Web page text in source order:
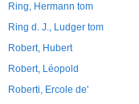
Ring, Hermann tom
Ring d. J., Ludger tom
Robert, Hubert
Robert, Léopold
Roberti, Ercole de'